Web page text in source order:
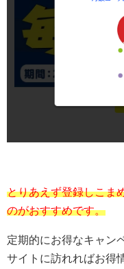
とりあえず登録しこま
のがおすすめです。
定期的にお得なキャン
サイトに訪れればお得